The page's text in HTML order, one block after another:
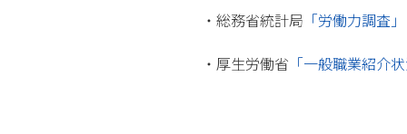
・総務省統計局 「労働力調査」
・厚生労働省 「一般職業紹介